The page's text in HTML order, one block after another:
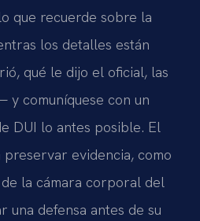
que recuerde sobre la
los detalles están
qué le dijo el oficial, las
y comuníquese con un
DUI lo antes posible. El
evidencia, como
la cámara corporal del
una defensa antes de su